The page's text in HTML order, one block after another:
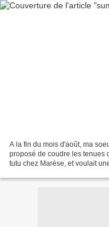
A la fin du mois d'août, ma
proposé de coudre les tenues
tutu chez Marèse, et voulait